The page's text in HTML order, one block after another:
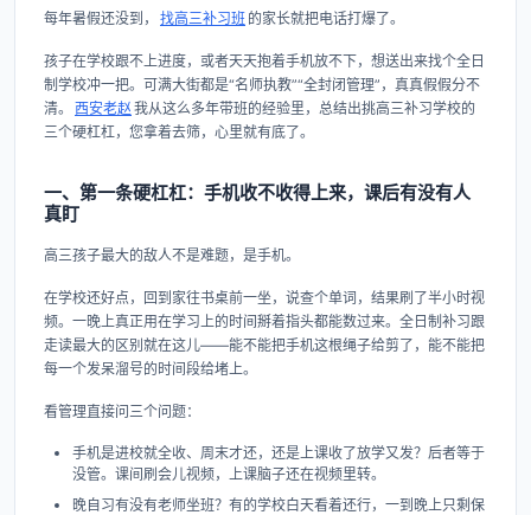
每年暑假还没到， 找高三补习班 的家长就把电话打爆了。
孩子在学校跟不上进度，或者天天抱着手机放不下，想送出来找个全日
制学校冲一把。可满大街都是“名师执教”“全封闭管理”，真真假假分不
清。
西安老赵 我从这么多年带班的经验里，总结出挑高三补习学校的
三个硬杠杠，您拿着去筛，心里就有底了。
一、第一条硬杠杠：手机收不收得上来，课后有没有人
真盯
高三孩子最大的敌人不是难题，是手机。
在学校还好点，回到家往书桌前一坐，说查个单词，结果刷了半小时视
频。一晚上真正用在学习上的时间掰着指头都能数过来。全日制补习跟
走读最大的区别就在这儿——能不能把手机这根绳子给剪了，能不能把
每一个发呆溜号的时间段给堵上。
看管理直接问三个问题：
手机是进校就全收、周末才还，还是上课收了放学又发？后者等于
没管。课间刷会儿视频，上课脑子还在视频里转。
晚自习有没有老师坐班？有的学校白天看着还行，一到晚上只剩保